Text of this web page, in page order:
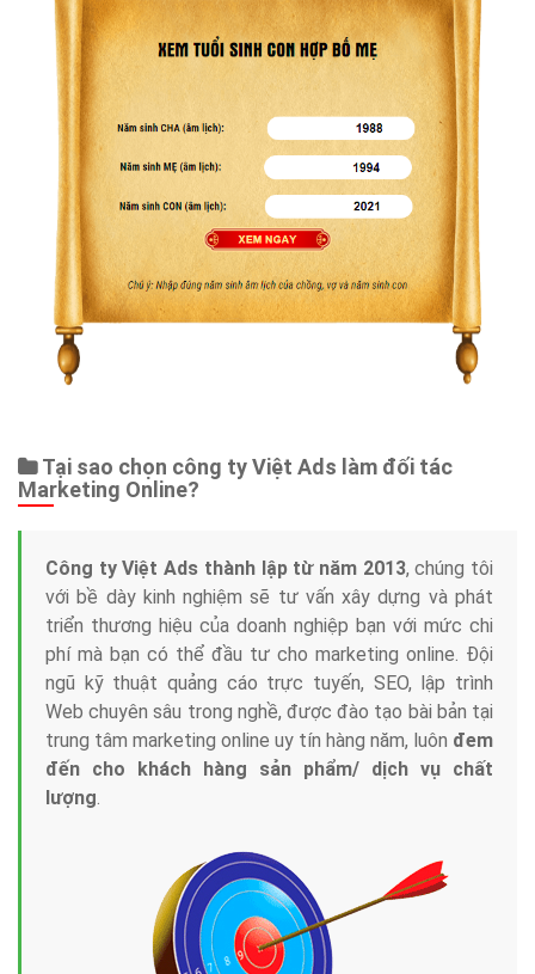
Tại sao chọn công ty Việt Ads làm đối tác
Marketing Online?
Công ty Việt Ads thành lập từ năm 2013, chúng tôi
với bề dày kinh nghiệm sẽ tư vấn xây dựng và phát
triển thương hiệu của doanh nghiệp bạn với mức chi
phí mà bạn có thể đầu tư cho marketing online. Đội
ngũ kỹ thuật quảng cáo trực tuyến, SEO, lập trình
Web chuyên sâu trong nghề, được đào tạo bài bản tại
trung tâm marketing online uy tín hàng năm, luôn đem
đến cho khách hàng sản phẩm/ dịch vụ chất
lượng.